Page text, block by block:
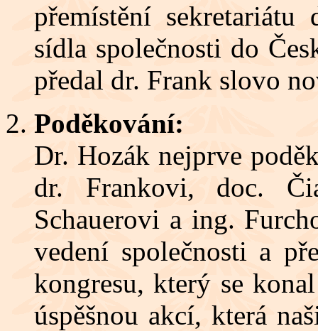
přemístění
sídla společnosti do
předal dr. Frank slovo
Poděkování:
Dr. Hozák nejprve
dr. Frankovi, doc.
Schauerovi a ing.
vedení společnosti a
kongresu, který se
úspěšnou akcí, která